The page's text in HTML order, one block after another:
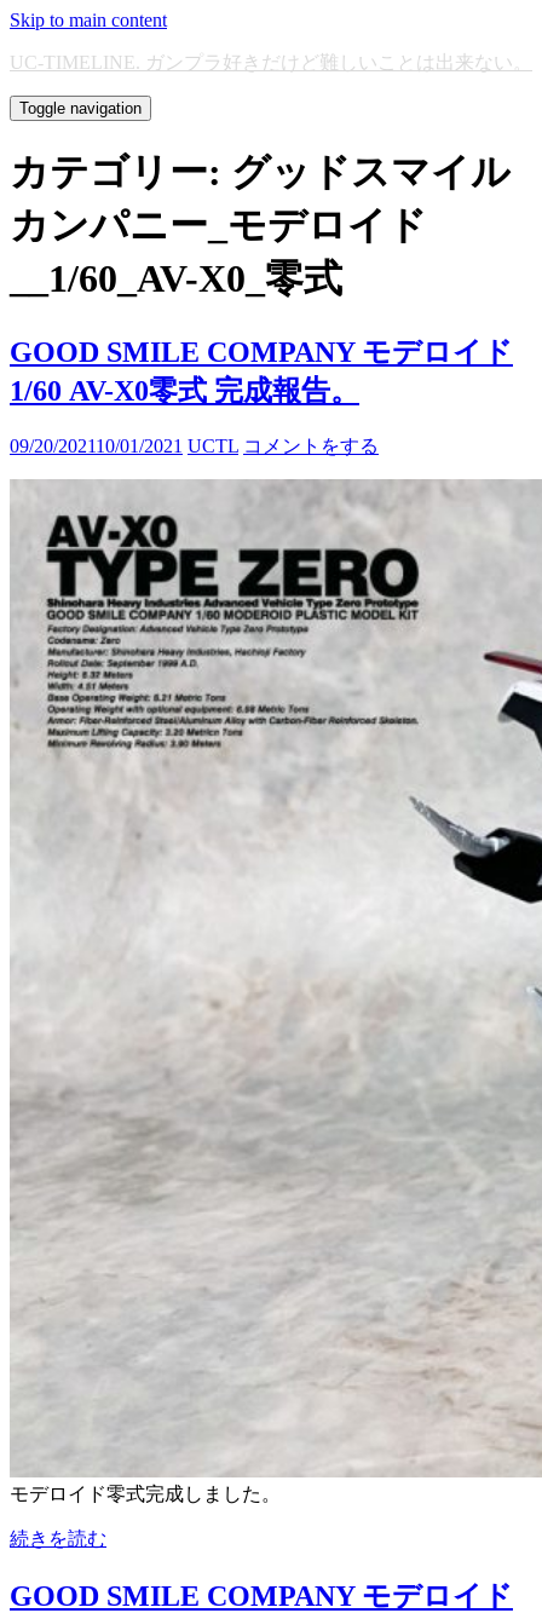
Skip to main content
UC-TIMELINE. ガンプラ好きだけど難しいことは出来ない。
Toggle navigation
カテゴリー: グッドスマイル
カンパニー_モデロイド
__1/60_AV-X0_零式
GOOD SMILE COMPANY モデロイド
1/60 AV-X0零式 完成報告。
09/20/202110/01/2021 UCTL コメントをする
モデロイド零式完成しました。
続きを読む
GOOD SMILE COMPANY モデロイド